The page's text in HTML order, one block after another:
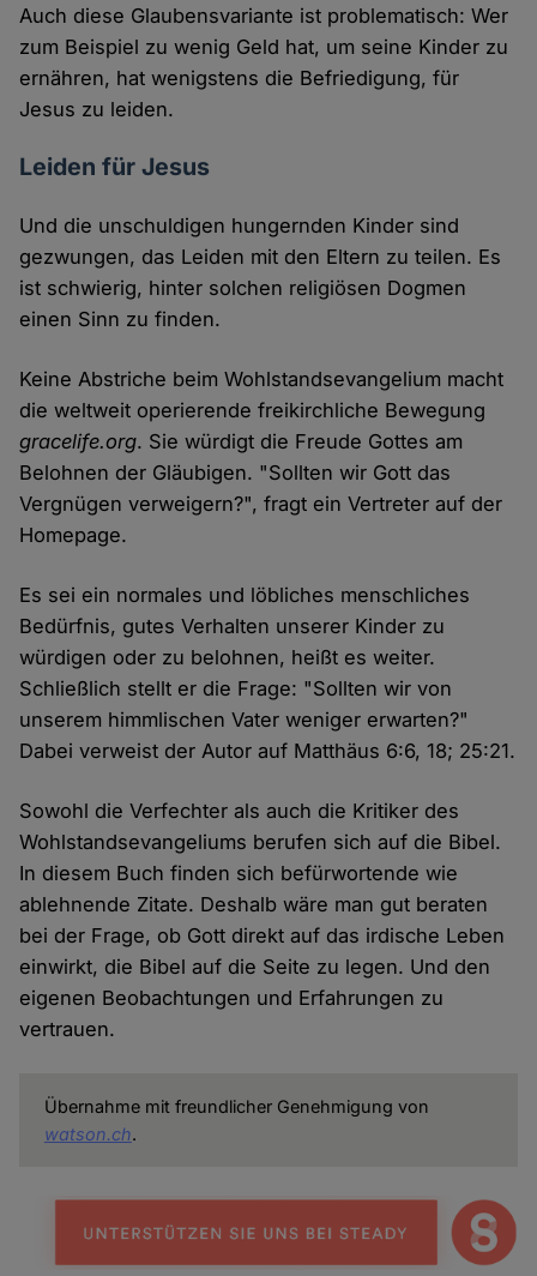
Auch diese Glaubensvariante ist problematisch: Wer
zum Beispiel zu wenig Geld hat, um seine Kinder zu
ernähren, hat wenigstens die Befriedigung, für
Jesus zu leiden.
Leiden für Jesus
Und die unschuldigen hungernden Kinder sind
gezwungen, das Leiden mit den Eltern zu teilen. Es
ist schwierig, hinter solchen religiösen Dogmen
einen Sinn zu finden.
Keine Abstriche beim Wohlstandsevangelium macht
die weltweit operierende freikirchliche Bewegung
gracelife.org. Sie würdigt die Freude Gottes am
Belohnen der Gläubigen. "Sollten wir Gott das
Vergnügen verweigern?", fragt ein Vertreter auf der
Homepage.
Es sei ein normales und löbliches menschliches
Bedürfnis, gutes Verhalten unserer Kinder zu
würdigen oder zu belohnen, heißt es weiter.
Schließlich stellt er die Frage: "Sollten wir von
unserem himmlischen Vater weniger erwarten?"
Dabei verweist der Autor auf Matthäus 6:6, 18; 25:21.
Sowohl die Verfechter als auch die Kritiker des
Wohlstandsevangeliums berufen sich auf die Bibel.
In diesem Buch finden sich befürwortende wie
ablehnende Zitate. Deshalb wäre man gut beraten
bei der Frage, ob Gott direkt auf das irdische Leben
einwirkt, die Bibel auf die Seite zu legen. Und den
eigenen Beobachtungen und Erfahrungen zu
vertrauen.
Übernahme mit freundlicher Genehmigung von
watson.ch.